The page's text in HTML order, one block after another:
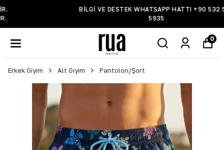
BİLGİ VE DESTEK WHATSAPP HATTI +90 532 519
0
Erkek Giyim Alt Giyim Pantolon/Şort